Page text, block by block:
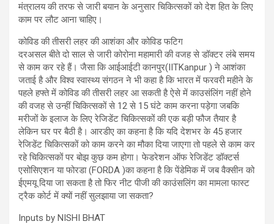
मंत्रालय की तरफ से जारी बयान के अनुसार चिकित्सकों को देश हित के लिए
काम पर लौट आना चाहिए।
कोविड की तीसरी लहर की आशंका और कोविड फटिग
दरअसल बीते दो साल से जारी कोरोना महामारी की वजह से डॉक्टर लंबे समय
से काम कर रहे हैं। जैसा कि आईआईटी कानपुर(IITKanpur ) ने आशंका
जताई है और विश्व स्वास्थ्य संगठन ने भी कहा है कि भारत में फरवरी महीने के
पहले हफ्ते में कोविड की तीसरी लहर आ सकती है ऐसे में काउसंलिंग नहीं होने
की वजह से उन्हीं चिकित्सकों से 12 से 15 घंटे काम करना पड़ेगा जबकि
मरीजों के इलाज के लिए रेजिडेंट चिकित्सकों की एक बड़ी फौज तैयार है
लेकिन घर पर बैठी है। आरडीए का कहना है कि यदि देशभर के 45 हजार
रेजिडेंट चिकित्सकों को काम करने का मौका दिया जाएगा तो पहले से काम कर
रहे चिकित्सकों पर बोझ कुछ कम होगा। फेडरेशन ऑफ रेजिडेंट डॉक्टर्स
एसोसिएशन या फोरडा (FORDA )का कहना है कि पेंडेमिक में जब वैक्सीन को
ईएमयू दिया जा सकता है तो फिर नीट पीजी की काउंसलिंग का मामला फास्ट
ट्रैक कोर्ट में क्यों नहीं सुलझाया जा सकता?
Inputs by NISHI BHAT